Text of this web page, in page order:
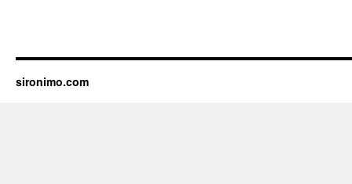
sironimo.com